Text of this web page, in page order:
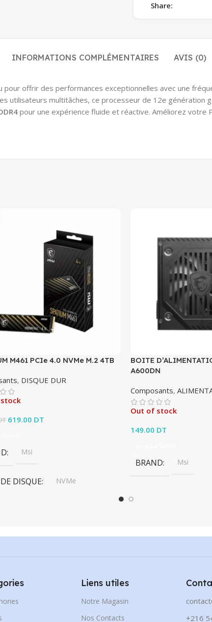
Share:
INFORMATIONS COMPLÉMENTAIRES AVIS (0)
pour offrir des performances exceptionnelles avec une
utilisateurs multitâches, ce processeur de 12e génération
pour une expérience fluide et réactive. Améliorez votre
M461 PCIe 4.0 NVMe M.2 4TB
, DISQUE DUR
Le prix initial était : 639.00 DT.
619.00 DT
Msi
DISQUE NVMe
BOITE
A600DN
Composants,
Out of stock
149.00 DT
BRAND Msi
Liens utiles
Notre Magasin
Nos Contacts
+216